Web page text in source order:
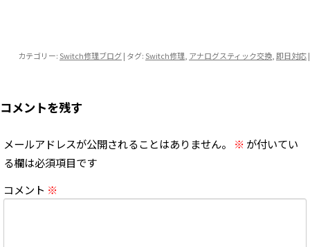
カテゴリー: Switch修理ブログ| タグ: Switch修理 アナログスティック交換 即日対応|
コメントを残す
メールアドレスが公開されることはありません。 ※ が付いてい
る欄は必須項目です
コメント ※